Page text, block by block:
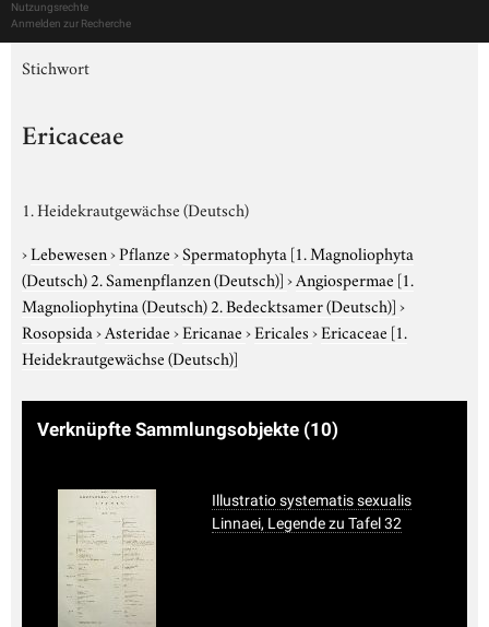
Nutzungsrechte
Anmelden zur Recherche
Stichwort
Ericaceae
1. Heidekrautgewächse (Deutsch)
›Lebewesen›Pflanze›Spermatophyta [1. Magnoliophyta
(Deutsch) 2. Samenpflanzen (Deutsch)]›Angiospermae [1.
Magnoliophytina (Deutsch) 2. Bedecktsamer (Deutsch)]›
Rosopsida›Asteridae›Ericanae›Ericales›Ericaceae [1.
Heidekrautgewächse (Deutsch)]
Verknüpfte Sammlungsobjekte (10)
Illustratio systematis sexualis
Linnaei, Legende zu Tafel 32